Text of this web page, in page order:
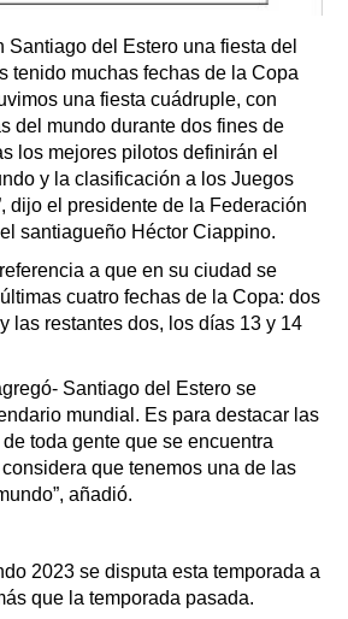
Santiago del Estero una fiesta del
tenido muchas fechas de la Copa
una fiesta cuádruple, con
del mundo durante dos fines de
los mejores pilotos definirán el
y la clasificación a los Juegos
dijo el presidente de la Federación
santiagueño Héctor Ciappino.
a que en su ciudad se
cuatro fechas de la Copa: dos
las restantes dos, los días 13 y 14
Santiago del Estero se
mundial. Es para destacar las
toda gente que se encuentra
que tenemos una de las
añadió.
2023 se disputa esta temporada a
que la temporada pasada.